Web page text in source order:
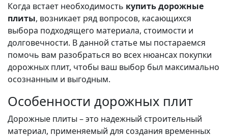
Когда встает необходимость купить дорожные
плиты, возникает ряд вопросов, касающихся
выбора подходящего материала, стоимости и
долговечности. В данной статье мы постараемся
помочь вам разобраться во всех нюансах покупки
дорожных плит, чтобы ваш выбор был максимально
осознанным и выгодным.
Особенности дорожных плит
Дорожные плиты – это надежный строительный
материал, применяемый для создания временных